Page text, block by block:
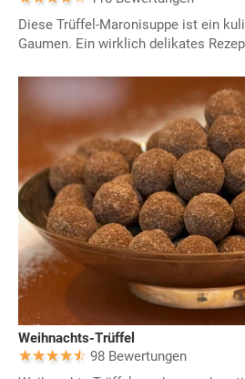
Diese Trüffel-Maronisuppe ist ein
Gaumen. Ein wirklich delikates
Weihnachts-Trüffel
98 Bewertungen